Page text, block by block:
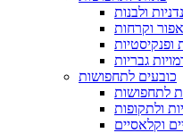
ולבנות
וקרחות
ופנקיסטיות
גבריות
כובעים לתחפושות
לתחפושות
ולתקופות
וקלאסיים